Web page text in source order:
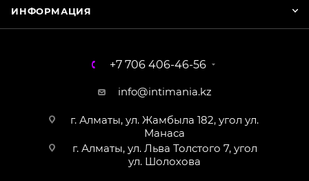
ИНФОРМАЦИЯ
+7 706 406-46-56
info@intimania.kz
г. Алматы, ул. Жамбыла 182, угол ул.
Манаса
г. Алматы, ул. Льва Толстого 7, угол
ул. Шолохова